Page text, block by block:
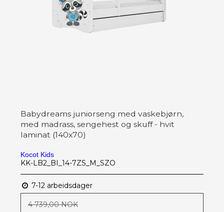
Babydreams juniorseng med vaskebjørn,
med madrass, sengehest og skuff - hvit
laminat (140x70)
Kocot Kids
KK-LB2_BI_14-7ZS_M_SZO
7-12 arbeidsdager
4 739,00 NOK